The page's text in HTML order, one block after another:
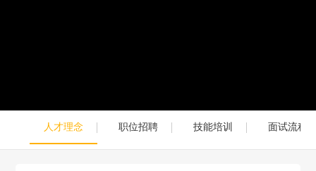
联系我们
人才理念 职位招聘 技能培训 面试流程